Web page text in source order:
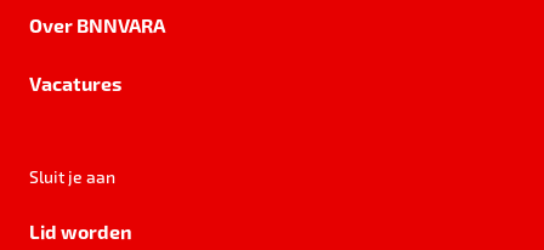
Over BNNVARA
Vacatures
Sluit je aan
Lid worden